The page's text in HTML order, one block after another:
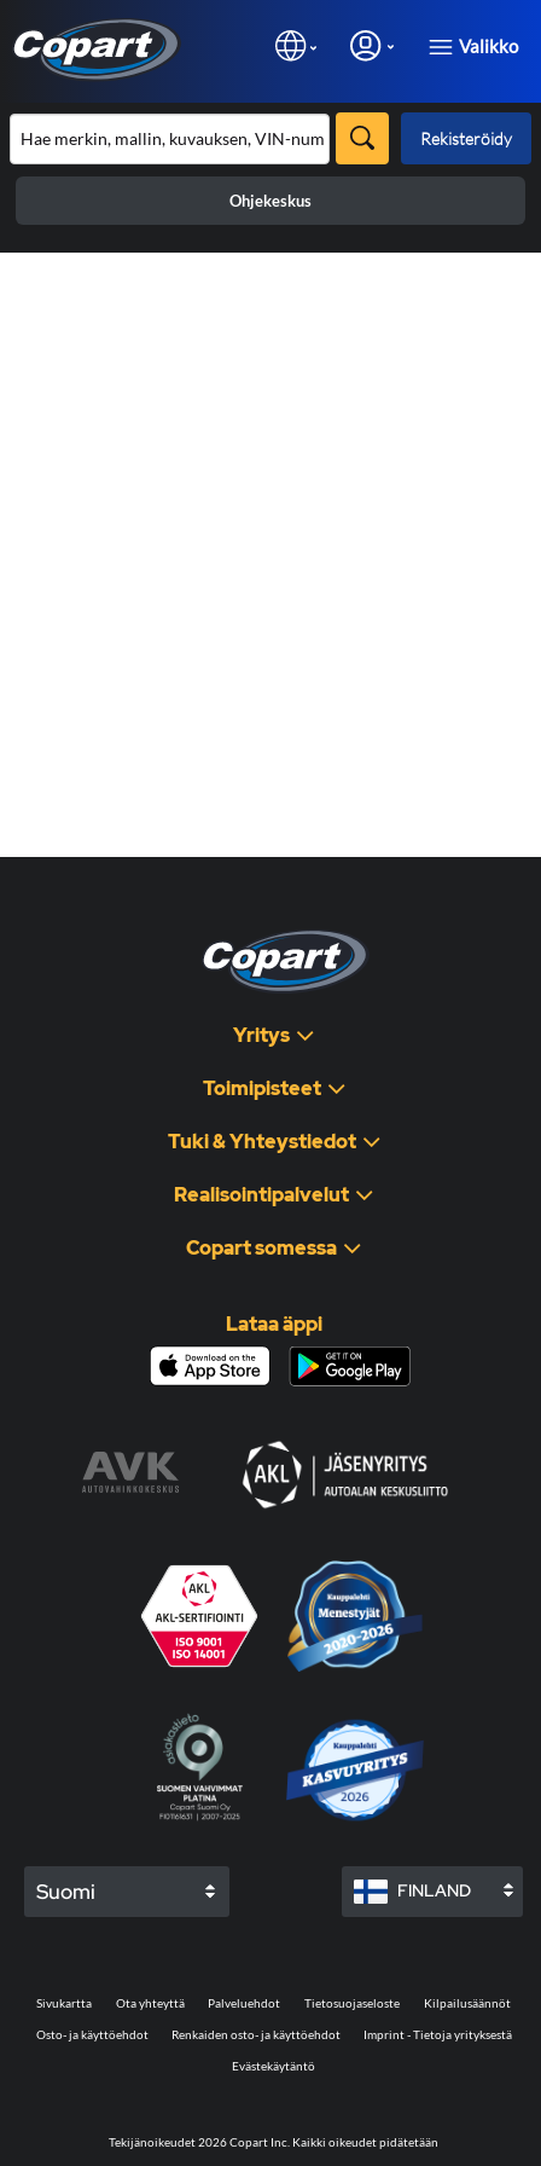
Valikko
Rekisteröidy
Ohjekeskus
Yritys
Toimipisteet
Tuki & Yhteystiedot
Realisointipalvelut
Copart somessa
Lataa äppi
Suomi FINLAND
Tekijänoikeudet 2026 Copart Inc. Kaikki oikeudet pidätetään
Sivukartta Ota yhteyttä Palveluehdot Tietosuojaseloste Kilpailusäännöt
Osto- ja käyttöehdot Renkaiden osto- ja käyttöehdot Imprint - Tietoja yrityksestä
Evästekäytäntö